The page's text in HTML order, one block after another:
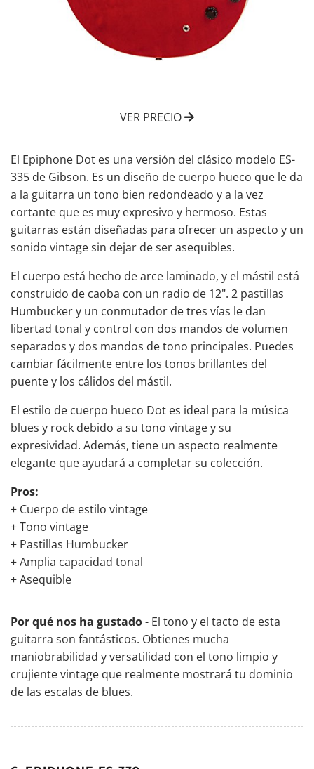
VER PRECIO
El Epiphone Dot es una versión del clásico modelo ES-
335 de Gibson. Es un diseño de cuerpo hueco que le da
a la guitarra un tono bien redondeado y a la vez
cortante que es muy expresivo y hermoso. Estas
guitarras están diseñadas para ofrecer un aspecto y un
sonido vintage sin dejar de ser asequibles.
El cuerpo está hecho de arce laminado, y el mástil está
construido de caoba con un radio de 12". 2 pastillas
Humbucker y un conmutador de tres vías le dan
libertad tonal y control con dos mandos de volumen
separados y dos mandos de tono principales. Puedes
cambiar fácilmente entre los tonos brillantes del
puente y los cálidos del mástil.
El estilo de cuerpo hueco Dot es ideal para la música
blues y rock debido a su tono vintage y su
expresividad. Además, tiene un aspecto realmente
elegante que ayudará a completar su colección.
Pros:
+ Cuerpo de estilo vintage
+ Tono vintage
+ Pastillas Humbucker
+ Amplia capacidad tonal
+ Asequible
Por qué nos ha gustado- El tono y el tacto de esta
guitarra son fantásticos. Obtienes mucha
maniobrabilidad y versatilidad con el tono limpio y
crujiente vintage que realmente mostrará tu dominio
de las escalas de blues.